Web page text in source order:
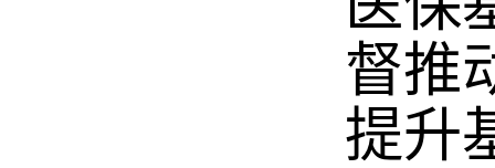
督推
提升